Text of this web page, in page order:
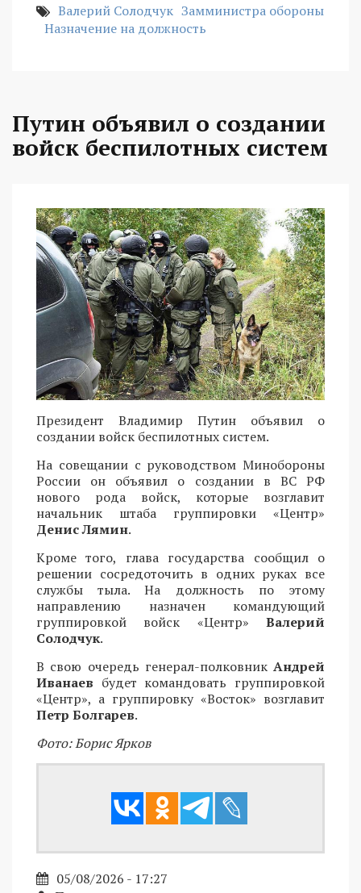
Валерий Солодчук Замминистра обороны
Назначение на должность
Путин объявил о создании
войск беспилотных систем
Президент Владимир Путин объявил о
создании войск беспилотных систем.
На совещании с руководством Минобороны
России он объявил о создании в ВС РФ
нового рода войск, которые возглавит
начальник штаба группировки «Центр»
Денис Лямин.
Кроме того, глава государства сообщил о
решении сосредоточить в одних руках все
службы тыла. На должность по этому
направлению назначен командующий
группировкой войск «Центр» Валерий
Солодчук.
В свою очередь генерал-полковникАндрей
Иванаев будет командовать группировкой
«Центр», а группировку «Восток» возглавит
Петр Болгарев.
Фото: Борис Ярков
05/08/2026 - 17:27